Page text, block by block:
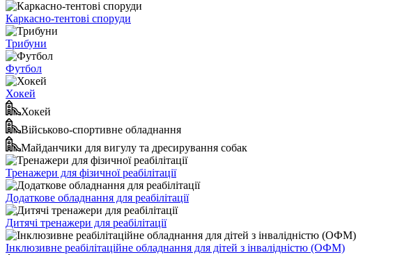
Каркасно-тентові споруди
Трибуни
Футбол
Хокей
Хокей
Військово-спортивне обладнання
Майданчики для вигулу та дресирування собак
Тренажери для фізичної реабілітації
Додаткове обладнання для реабілітації
Дитячі тренажери для реабілітації
Інклюзивне реабілітаційне обладнання для дітей з інвалідністю (ОФМ)